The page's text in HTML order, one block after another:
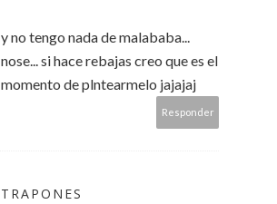
y no tengo nada de malababa...
nose... si hace rebajas creo que es el
momento de plntearmelo jajajaj
Responder
TRAPONES